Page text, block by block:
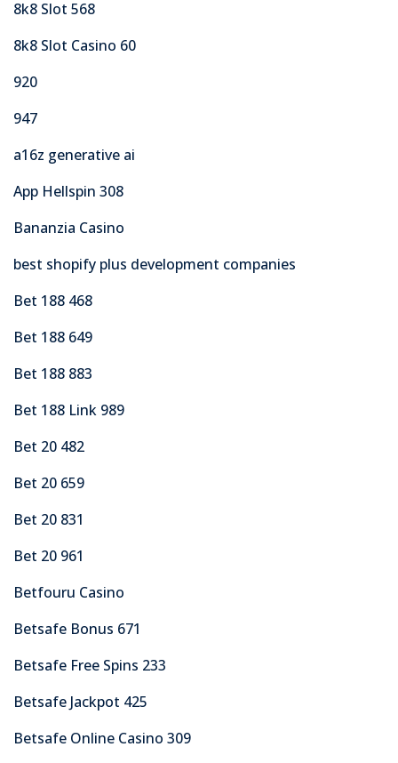
8k8 Slot 568
8k8 Slot Casino 60
920
947
a16z generative ai
App Hellspin 308
Bananzia Casino
best shopify plus development companies
Bet 188 468
Bet 188 649
Bet 188 883
Bet 188 Link 989
Bet 20 482
Bet 20 659
Bet 20 831
Bet 20 961
Betfouru Casino
Betsafe Bonus 671
Betsafe Free Spins 233
Betsafe Jackpot 425
Betsafe Online Casino 309